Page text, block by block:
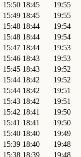
15:50 18:45
19:55
15:49 18:45
19:55
15:48 18:44
19:54
15:48 18:44
19:54
15:47 18:44
19:53
15:46 18:43
19:53
15:45 18:43
19:52
15:44 18:42
19:52
15:44 18:42
19:51
15:43 18:42
19:51
15:42 18:41
19:50
15:41 18:41
19:50
15:40 18:40
19:49
15:39 18:40
19:48
15:38 18:39
19:48